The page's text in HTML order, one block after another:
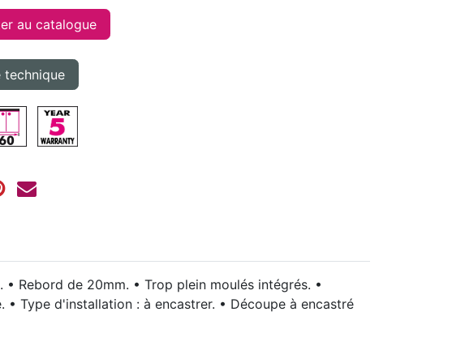
au catalogue
technique
Rebord de 20mm. • Trop plein moulés intégrés. •
Type d'installation : à encastrer. • Découpe à encastré